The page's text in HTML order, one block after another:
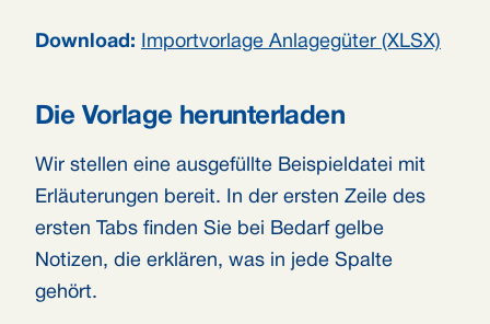
Download: Importvorlage Anlagegüter (XLSX)
Die Vorlage herunterladen
Wir stellen eine ausgefüllte Beispieldatei mit
Erläuterungen bereit. In der ersten Zeile des
ersten Tabs finden Sie bei Bedarf gelbe
Notizen, die erklären, was in jede Spalte
gehört.